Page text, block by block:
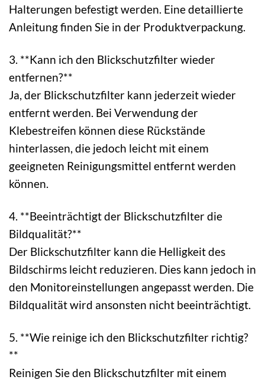
Halterungen befestigt werden. Eine detaillierte
Anleitung finden Sie in der Produktverpackung.
3. **Kann ich den Blickschutzfilter wieder
entfernen?**
Ja, der Blickschutzfilter kann jederzeit wieder
entfernt werden. Bei Verwendung der
Klebestreifen können diese Rückstände
hinterlassen, die jedoch leicht mit einem
geeigneten Reinigungsmittel entfernt werden
können.
4. **Beeinträchtigt der Blickschutzfilter die
Bildqualität?**
Der Blickschutzfilter kann die Helligkeit des
Bildschirms leicht reduzieren. Dies kann jedoch in
den Monitoreinstellungen angepasst werden. Die
Bildqualität wird ansonsten nicht beeinträchtigt.
5. **Wie reinige ich den Blickschutzfilter richtig?
**
Reinigen Sie den Blickschutzfilter mit einem